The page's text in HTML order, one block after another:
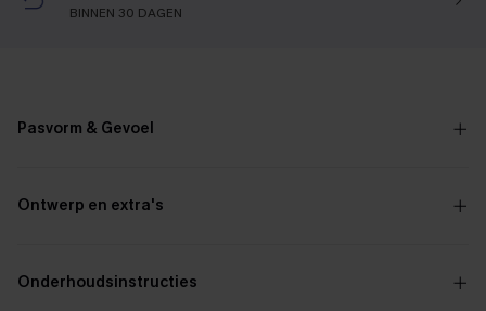
BINNEN 30 DAGEN
Pasvorm & Gevoel
Ontwerp en extra's
Onderhoudsinstructies